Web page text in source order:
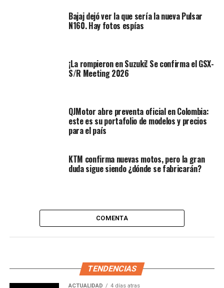
Equipamiento por encima de la
Control de tracción (TCS), que ayuda a prevenir
pérdidas de adherencia en condiciones
complicadas.
motos de gama básica.
Sistema de apagado automático en caso de caída
Bajaj dejó ver la que sería la nueva Pulsar
N160. Hay fotos espías
¡La rompieron en Suzuki! Se confirma el GSX-
S/R Meeting 2026
QJMotor abre preventa oficial en Colombia:
este es su portafolio de modelos y precios
para el país
KTM confirma nuevas motos, pero la gran
duda sigue siendo ¿dónde se fabricarán?
COMENTA
TENDENCIAS
ACTUALIDAD 4 días atras